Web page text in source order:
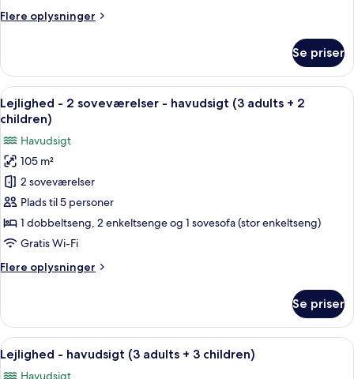
havudsigt
+
1
child)
Flere oplysninger
Flere
-
soveværelser
-
havudsigt
(3
adults
+
child)
Se priser
Indlæs
alle
billeder
af
Lejlighed
-
2
soveværelser
-
(3
2
children)
2 soveværelser, pengeskab på
10
Lejlighed - 2 soveværelser - havudsigt (3 adults + 2
children)
Havudsigt
105 m²
2 soveværelser
Plads til 5 personer
1 dobbeltseng, 2 enkeltsenge og 1 sovesofa (stor enkeltseng)
Gratis Wi-Fi
Flere oplysninger
Flere
-
soveværelser
Se priser
Indlæs
alle
2 soveværelser, pengeskab på
10
Lejlighed - havudsigt (3 adults + 3 children)
Havudsigt